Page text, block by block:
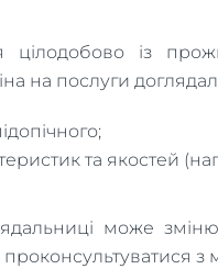
цілодобово із
на послуги
та якостей
може